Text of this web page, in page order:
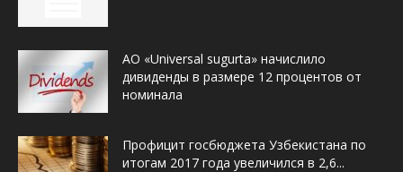
АО «Universal sugurta» начислило
дивиденды в размере 12 процентов от
номинала
Профицит госбюджета Узбекистана по
итогам 2017 года увеличился в 2,6...